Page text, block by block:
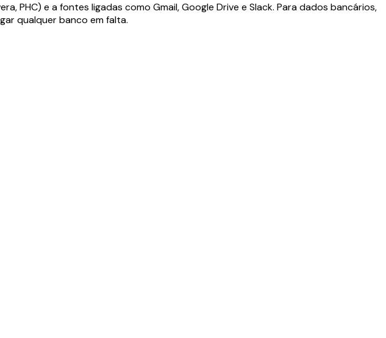
PHC) e a fontes ligadas como Gmail, Google Drive e Slack. Para dados bancários,
qualquer banco em falta.